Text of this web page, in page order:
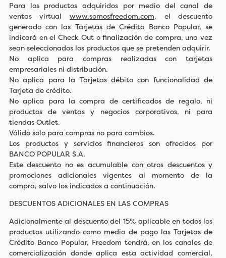
Para los productos adquiridos por medio del canal de
ventas virtual www.somosfreedom.com, el descuento
generado con las Tarjetas de Crédito Banco Popular, se
indicará en el Check Out o finalización de compra, una vez
sean seleccionados los productos que se pretenden adquirir.
No aplica para compras realizadas con tarjetas
empresariales ni distribución.
No aplica para la Tarjetas débito con funcionalidad de
Tarjeta de crédito.
No aplica para la compra de certificados de regalo, ni
productos de ventas y negocios corporativos, ni para
tiendas Outlet.
Válido solo para compras no para cambios.
Los productos y servicios financieros son ofrecidos por
BANCO POPULAR S.A.
Este descuento no es acumulable con otros descuentos y
promociones adicionales vigentes al momento de la
compra, salvo los indicados a continuación.
DESCUENTOS ADICIONALES EN LAS COMPRAS
Adicionalmente al descuento del 15% aplicable en todos los
productos utilizando como medio de pago las Tarjetas de
Crédito Banco Popular, Freedom tendrá, en los canales de
comercialización donde aplica esta actividad comercial,